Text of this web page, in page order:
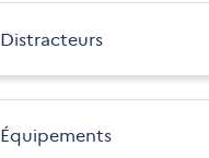
Distracteurs
Équipements